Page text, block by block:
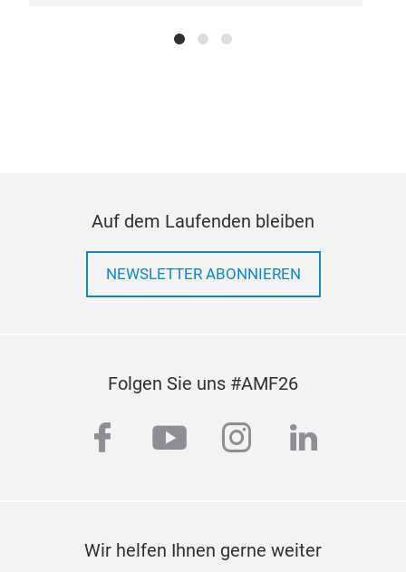
Auf dem Laufenden bleiben
NEWSLETTER ABONNIEREN
Folgen Sie uns #AMF26
facebook
youtubeinstagram
linkedin
Wir helfen Ihnen gerne weiter